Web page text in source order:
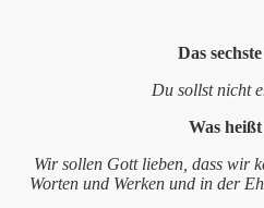
Das
Du sollst nicht
Was heißt
Wir sollen Gott lieben, dass wir
Worten und Werken und in der